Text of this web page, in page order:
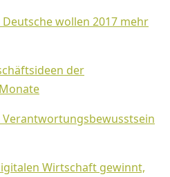
wollen 2017 mehr
der
Verantwortungsbewusstsein
Wirtschaft gewinnt,